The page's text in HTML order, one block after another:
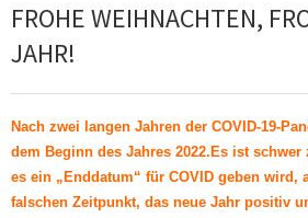
FROHE WEIHNACHTEN,
JAHR!
Nach zwei langen Jahren der COVID-19-
dem Beginn des Jahres 2022.Es ist
es ein „Enddatum“ für COVID geben wird,
falschen Zeitpunkt, das neue Jahr positiv